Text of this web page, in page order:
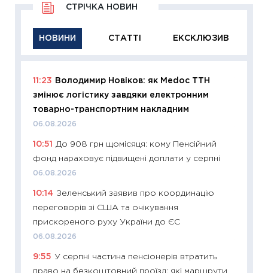
НОВИНИ СТАТТІ ЕКСКЛЮЗИВ
СТРІЧКА НОВИН
11:23
Володимир Новіков: як Medoc ТТН
змінює логістику завдяки електронним
товарно-транспортним накладним
06.08.2026
10:51
До 908 грн щомісяця: кому Пенсійний
фонд нараховує підвищені доплати у серпні
06.08.2026
10:14 Зеленський заявив про координацію
переговорів зі США та очікування
прискореного руху України до ЄС
06.08.2026
9:55 У серпні частина пенсіонерів втратить
право на безкоштовний проїзд: які маршрути